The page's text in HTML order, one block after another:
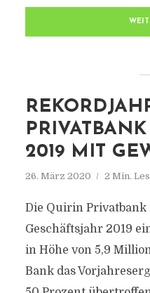
PRIVATBANK
019 MIT
26. März 2020 2 Min.
Die Quirin Privatbank
Geschäftsjahr 2019
in Höhe von 5,9
Bank das